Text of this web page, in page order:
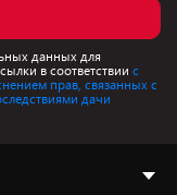
данных для
в соответствии с
прав, связанных с
дачи